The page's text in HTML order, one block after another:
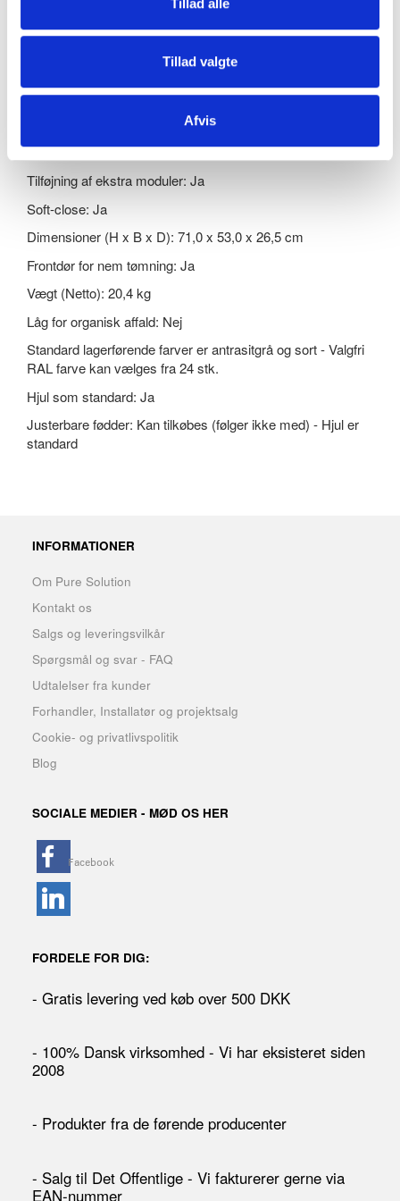
Tillad valgte
Afvis
Anvendelse: Indendørs
Materiale: Pulverlakeret stål
Integreret poseholder: Ja
Inderbeholderoption: Ja
Tilføjning af ekstra moduler: Ja
Soft-close: Ja
Dimensioner (H x B x D): 71,0 x 53,0 x 26,5 cm
Frontdør for nem tømning: Ja
Vægt (Netto): 20,4 kg
Låg for organisk affald: Nej
Standard lagerførende farver er antrasitgrå og sort - Valgfri
RAL farve kan vælges fra 24 stk.
Hjul som standard: Ja
Justerbare fødder: Kan tilkøbes (følger ikke med) - Hjul er
standard
INFORMATIONER
Om Pure Solution
Kontakt os
Salgs og leveringsvilkår
Spørgsmål og svar - FAQ
Udtalelser fra kunder
Forhandler, Installatør og projektsalg
Cookie- og privatlivspolitik
Blog
SOCIALE MEDIER - MØD OS HER
FORDELE FOR DIG:
- Gratis levering ved køb over 500 DKK
- 100% Dansk virksomhed - Vi har eksisteret siden
2008
- Produkter fra de førende producenter
- Salg til Det Offentlige - Vi fakturerer gerne via
EAN-nummer